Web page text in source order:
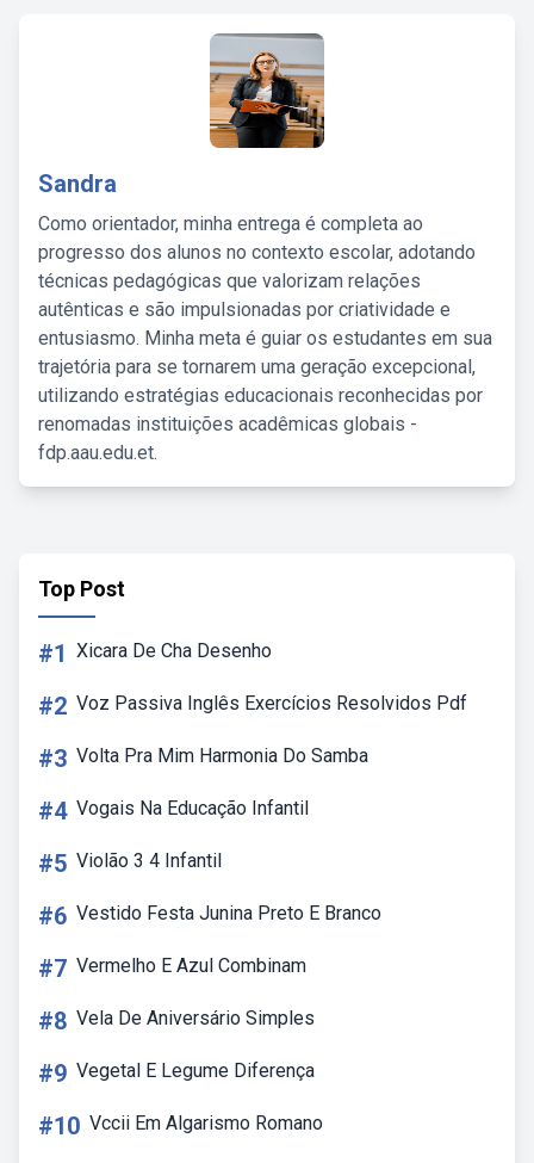
Sandra
Como orientador, minha entrega é completa ao
progresso dos alunos no contexto escolar, adotando
técnicas pedagógicas que valorizam relações
autênticas e são impulsionadas por criatividade e
entusiasmo. Minha meta é guiar os estudantes em sua
trajetória para se tornarem uma geração excepcional,
utilizando estratégias educacionais reconhecidas por
renomadas instituições acadêmicas globais -
fdp.aau.edu.et.
Top Post
#1 Xicara De Cha Desenho
#2 Voz Passiva Inglês Exercícios Resolvidos Pdf
#3 Volta Pra Mim Harmonia Do Samba
#4 Vogais Na Educação Infantil
#5 Violão 3 4 Infantil
#6 Vestido Festa Junina Preto E Branco
#7 Vermelho E Azul Combinam
#8 Vela De Aniversário Simples
#9 Vegetal E Legume Diferença
#10 Vccii Em Algarismo Romano